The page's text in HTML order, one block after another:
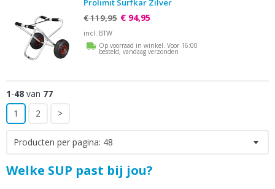
Prolimit Surfkar Zilver
€ 119,95 € 94,95
incl. BTW
Op voorraad in winkel. Voor 16:00
besteld, vandaag verzonden
1-48 van 77
1
2 >
Producten per pagina: 48
Welke SUP past bij jou?